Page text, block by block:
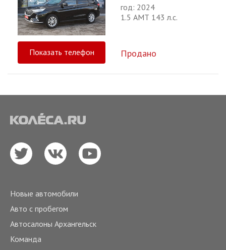
год: 2024
1.5 АМТ 143 л.с.
Показать телефон Продано
Новые автомобили
Авто с пробегом
Автосалоны Архангельск
Команда